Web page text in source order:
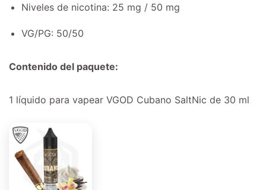
Niveles de nicotina: 25 mg / 50 mg
VG/PG: 50/50
Contenido del paquete:
1 líquido para vapear VGOD Cubano SaltNic de 30 ml